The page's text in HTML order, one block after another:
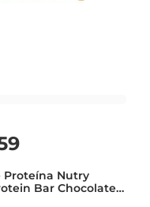
Proteína Nutry
Bar Chocolate